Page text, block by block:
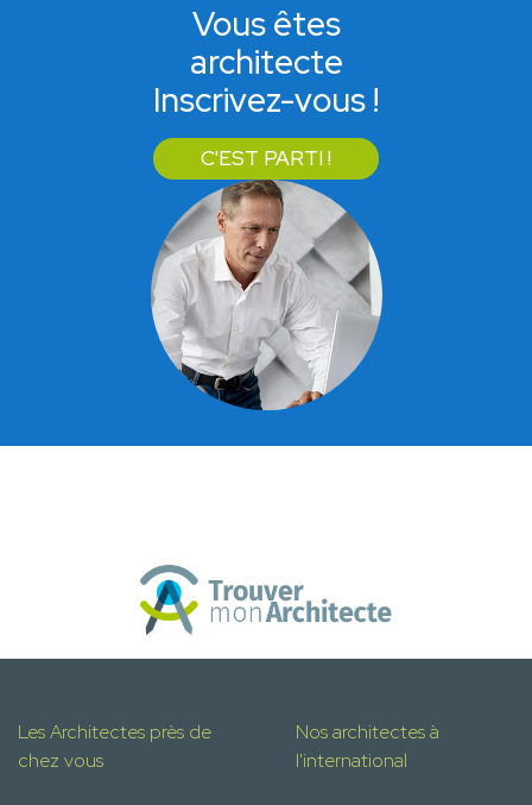
Vous êtes
architecte
Inscrivez-vous !
C'EST PARTI !
Les Architectes près de
chez vous
Nos architectes à
l'international